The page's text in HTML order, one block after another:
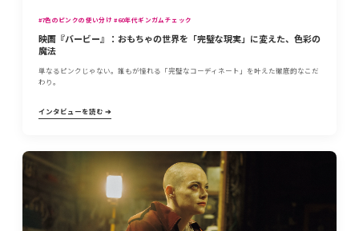
#7色のピンクの使い分け #60年代ギンガムチェック
映画『バービー』：おもちゃの世界を「完璧な現実」に変えた、色彩の
魔法
単なるピンクじゃない。誰もが憧れる「完璧なコーディネート」を叶えた徹底的なこだ
わり。
インタビューを読む ➔